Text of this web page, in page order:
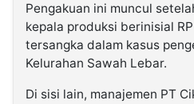
Pengakuan ini muncul
kepala produksi berinisial
tersangka dalam kasus
Kelurahan Sawah Lebar.
Di sisi lain, manajemen PT